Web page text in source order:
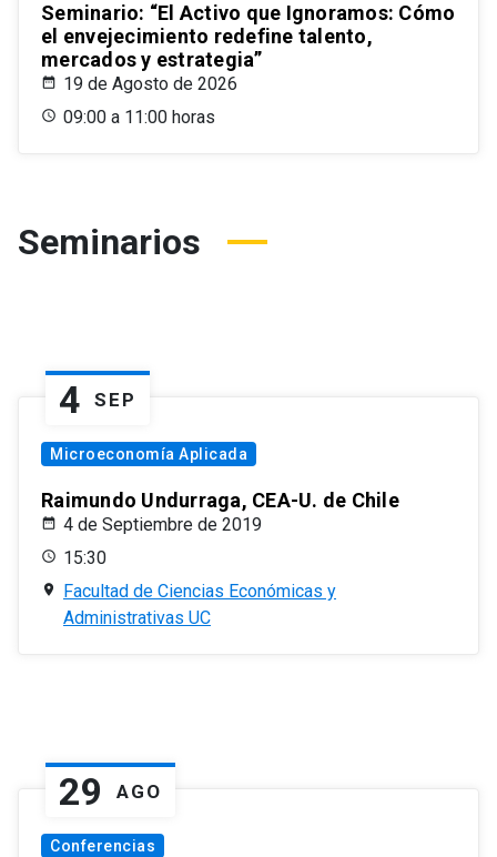
Seminario: “El Activo que Ignoramos: Cómo
el envejecimiento redefine talento,
mercados y estrategia”
19 de Agosto de 2026
09:00 a 11:00 horas
Seminarios
4 SEP
Microeconomía Aplicada
Raimundo Undurraga, CEA-U. de Chile
4 de Septiembre de 2019
15:30
Facultad de Ciencias Económicas y
Administrativas UC
29 AGO
Conferencias